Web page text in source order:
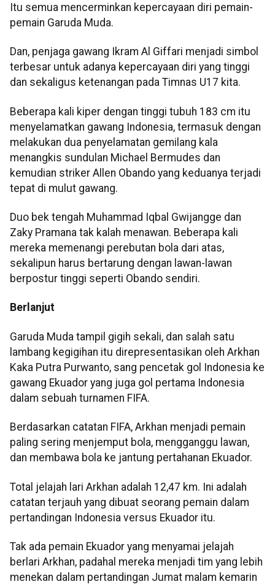
Itu semua mencerminkan kepercayaan diri pemain-
pemain Garuda Muda.
Dan, penjaga gawang Ikram Al Giffari menjadi simbol
terbesar untuk adanya kepercayaan diri yang tinggi
dan sekaligus ketenangan pada Timnas U17 kita.
Beberapa kali kiper dengan tinggi tubuh 183 cm itu
menyelamatkan gawang Indonesia, termasuk dengan
melakukan dua penyelamatan gemilang kala
menangkis sundulan Michael Bermudes dan
kemudian striker Allen Obando yang keduanya terjadi
tepat di mulut gawang.
Duo bek tengah Muhammad Iqbal Gwijangge dan
Zaky Pramana tak kalah menawan. Beberapa kali
mereka memenangi perebutan bola dari atas,
sekalipun harus bertarung dengan lawan-lawan
berpostur tinggi seperti Obando sendiri.
Berlanjut
Garuda Muda tampil gigih sekali, dan salah satu
lambang kegigihan itu direpresentasikan oleh Arkhan
Kaka Putra Purwanto, sang pencetak gol Indonesia ke
gawang Ekuador yang juga gol pertama Indonesia
dalam sebuah turnamen FIFA.
Berdasarkan catatan FIFA, Arkhan menjadi pemain
paling sering menjemput bola, mengganggu lawan,
dan membawa bola ke jantung pertahanan Ekuador.
Total jelajah lari Arkhan adalah 12,47 km. Ini adalah
catatan terjauh yang dibuat seorang pemain dalam
pertandingan Indonesia versus Ekuador itu.
Tak ada pemain Ekuador yang menyamai jelajah
berlari Arkhan, padahal mereka menjadi tim yang lebih
menekan dalam pertandingan Jumat malam kemarin